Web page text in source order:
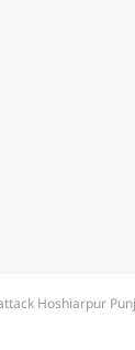
Hoshiarpur